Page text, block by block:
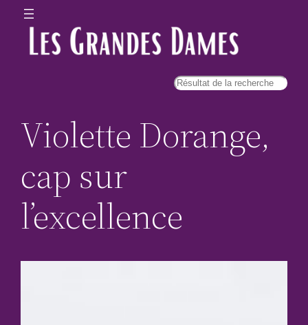
Violette Dorange,
cap sur
l’excellence